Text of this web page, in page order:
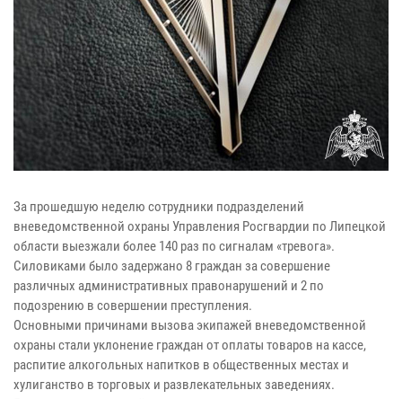
За прошедшую неделю сотрудники подразделений
вневедомственной охраны Управления Росгвардии по Липецкой
области выезжали более 140 раз по сигналам «тревога».
Силовиками было задержано 8 граждан за совершение
различных административных правонарушений и 2 по
подозрению в совершении преступления.
Основными причинами вызова экипажей вневедомственной
охраны стали уклонение граждан от оплаты товаров на кассе,
распитие алкогольных напитков в общественных местах и
хулиганство в торговых и развлекательных заведениях.